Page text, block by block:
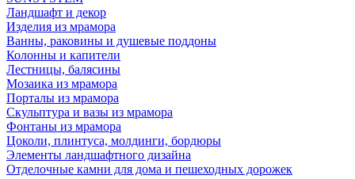
Ландшафт и декор
Изделия из мрамора
Ванны, раковины и душевые поддоны
Колонны и капители
Лестницы, балясины
Мозаика из мрамора
Порталы из мрамора
Скульптура и вазы из мрамора
Фонтаны из мрамора
Цоколи, плинтуса, молдинги, бордюры
Элементы ландшафтного дизайна
Отделочные камни для дома и пешеходных дорожек